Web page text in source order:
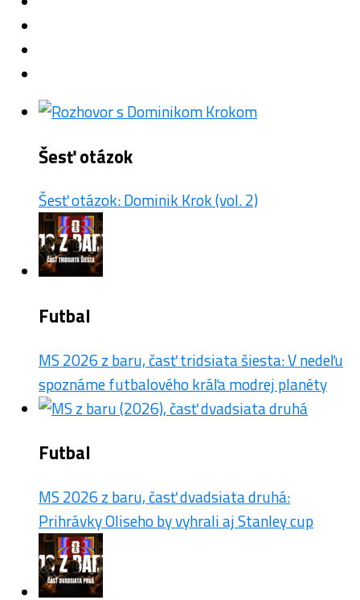
Šesť otázok
Šesť otázok: Dominik Krok (vol. 2)
Futbal
MS 2026 z baru, časť tridsiata šiesta: V nedeľu
spoznáme futbalového kráľa modrej planéty
Futbal
MS 2026 z baru, časť dvadsiata druhá:
Prihrávky Oliseho by vyhrali aj Stanley cup